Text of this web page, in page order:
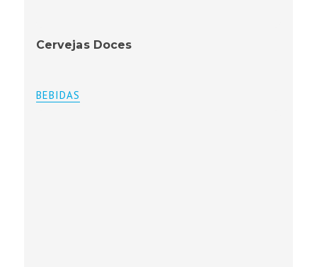
Cervejas Doces
BEBIDAS